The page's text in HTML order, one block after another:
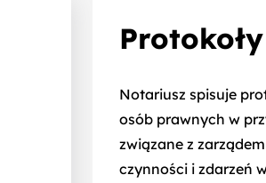
Protokoły
Notariusz spisuje
osób prawnych w
związane z
czynności i zdarzeń